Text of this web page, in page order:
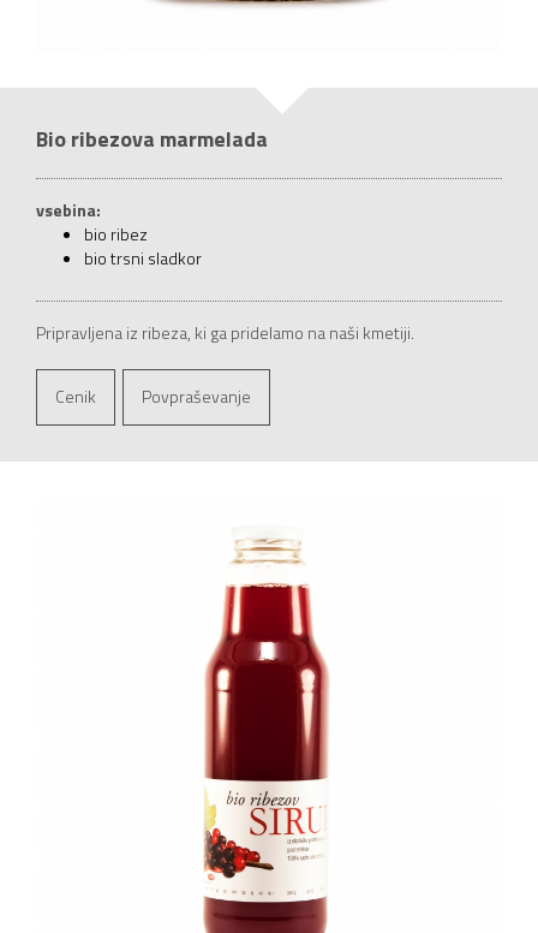
Bio ribezova marmelada
vsebina:
bio ribez
bio trsni sladkor
Pripravljena iz ribeza, ki ga pridelamo na naši kmetiji.
Cenik Povpraševanje